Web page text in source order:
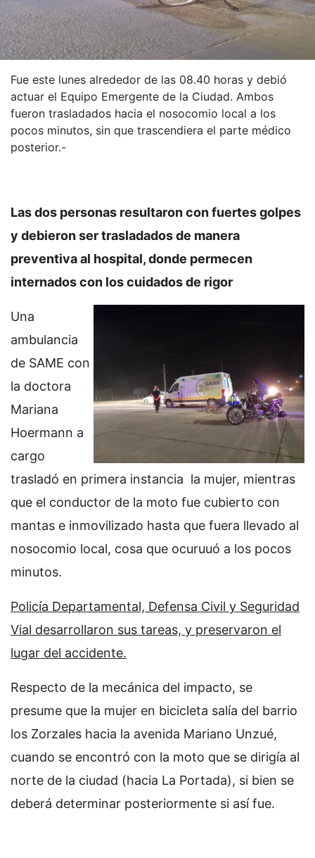
Fue este lunes alrededor de las 08.40 horas y debió
actuar el Equipo Emergente de la Ciudad. Ambos
fueron trasladados hacia el nosocomio local a los
pocos minutos, sin que trascendiera el parte médico
posterior.-
Las dos personas resultaron con fuertes golpes
y debieron ser trasladados de manera
preventiva al hospital, donde permecen
internados con los cuidados de rigor
Una
ambulancia
de SAME con
la doctora
Mariana
Hoermann a
cargo
trasladó en primera instancia la mujer, mientras
que el conductor de la moto fue cubierto con
mantas e inmovilizado hasta que fuera llevado al
nosocomio local, cosa que ocuruuó a los pocos
minutos.
Policía Departamental, Defensa Civil y Seguridad
Vial desarrollaron sus tareas, y preservaron el
lugar del accidente.
Respecto de la mecánica del impacto, se
presume que la mujer en bicicleta salía del barrio
los Zorzales hacia la avenida Mariano Unzué,
cuando se encontró con la moto que se dirigía al
norte de la ciudad (hacia La Portada), si bien se
deberá determinar posteriormente si así fue.